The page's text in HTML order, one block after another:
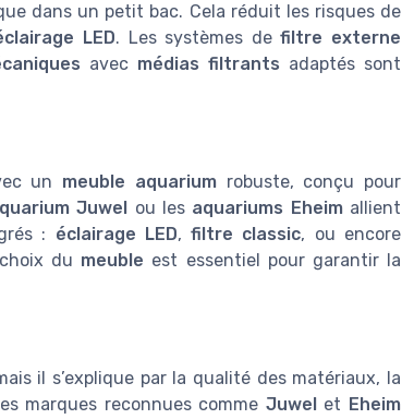
dans un petit bac. Cela réduit les risques de
LED. Les systèmes defiltre externe
avec médias filtrants adaptés sont
un meuble aquariumrobuste, conçu pour
Juwel ou les aquariums Eheimallient
: éclairage LED,filtre classic, ou encore
du meuble est essentiel pour garantir la
il s’explique par la qualité des matériaux, la
marques reconnues comme Juwel et Eheim